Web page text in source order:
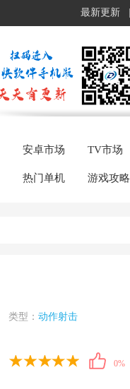
最新更新
安卓市场 TV市场
热门单机 游戏攻略
类型： 动作射击
0%